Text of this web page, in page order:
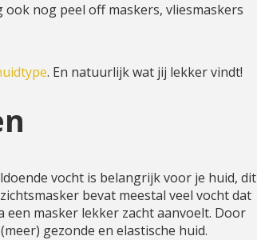
nog peel off maskers, vliesmaskers
. En natuurlijk wat jij lekker vindt!
vocht is belangrijk voor je huid, dit
bevat meestal veel vocht dat
masker lekker zacht aanvoelt. Door
gezonde en elastische huid.